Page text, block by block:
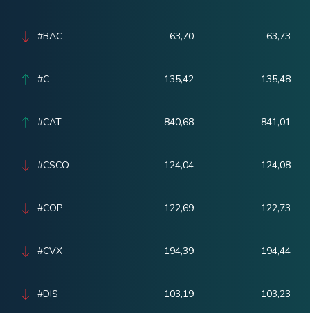
#BAC 63,70 63,73
#C 135,42 135,48
#CAT 840,68 841,01
#CSCO 124,04 124,08
#COP 122,69 122,73
#CVX 194,39 194,44
#DIS 103,19 103,23